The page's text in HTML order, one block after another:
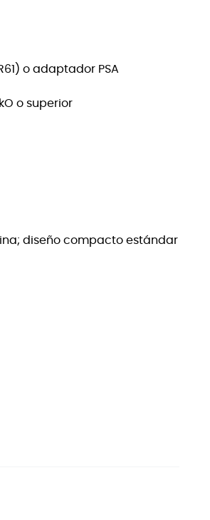
o adaptador PSA
o superior
diseño compacto estándar